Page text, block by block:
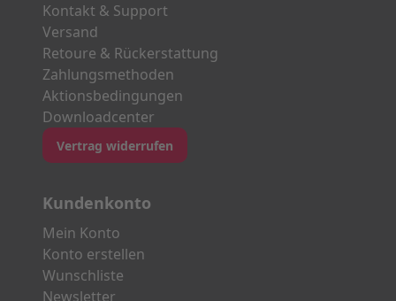
Kontakt & Support
Versand
Retoure & Rückerstattung
Zahlungsmethoden
Aktionsbedingungen
Downloadcenter
Vertrag widerrufen
Kundenkonto
Mein Konto
Konto erstellen
Wunschliste
Newsletter